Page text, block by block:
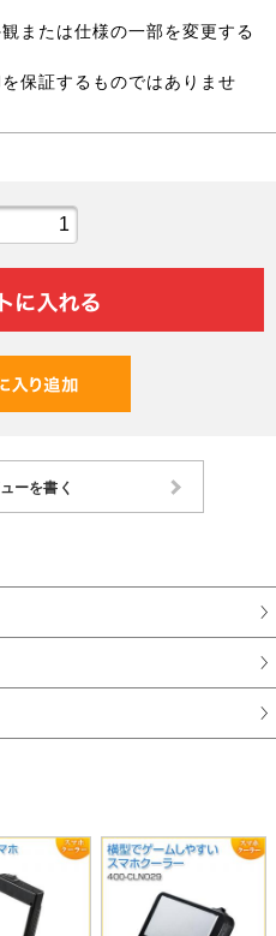
または仕様の一部を変更する
保証するものではありませ
ーを書く